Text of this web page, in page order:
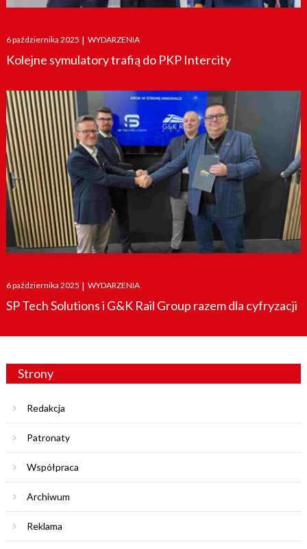
Posted
on
6 października 2025 | WYDARZENIA
Kolejne symulatory trafią do PKP Intercity
Posted
on
6 października 2025 | WYDARZENIA
SP Tech Solutions i G&K Rail Group razem dla cyfryzacji
Strony
Redakcja
Patronaty
Współpraca
Archiwum
Reklama